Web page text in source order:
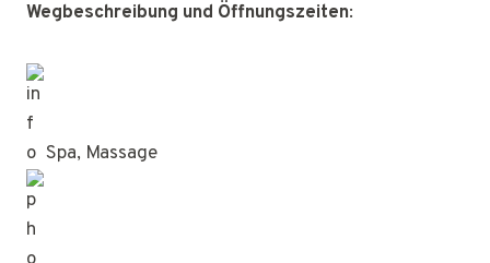
Wegbeschreibung und Öffnungszeiten:
Spa, Massage